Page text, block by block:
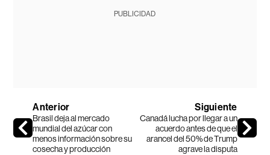
PUBLICIDAD
Anterior
Brasil deja al mercado
mundial del azúcar con
menos información sobre su
cosecha y producción
Siguiente
Canadá lucha por llegar a un
acuerdo antes de que el
arancel del 50% de Trump
agrave la disputa